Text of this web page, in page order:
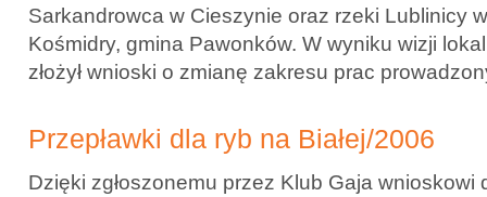
Sarkandrowca w Cieszynie oraz rzeki Lublinicy
Kośmidry, gmina Pawonków. W wyniku wizji
złożył wnioski o zmianę zakresu prac
Przepławki dla ryb na Białej/2006
Dzięki zgłoszonemu przez Klub Gaja wnioskowi